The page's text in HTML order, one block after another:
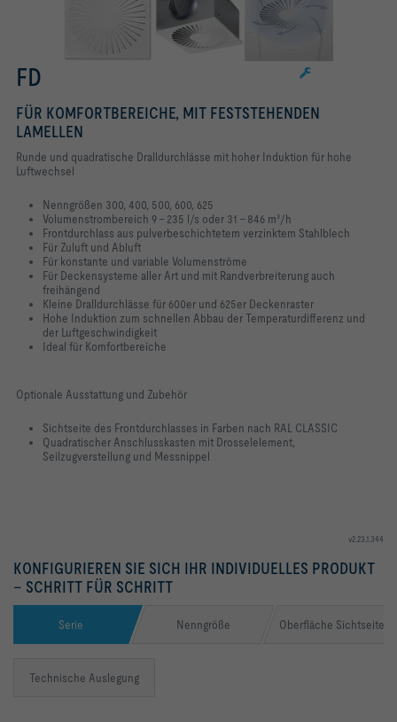
FD
FÜR KOMFORTBEREICHE, MIT FESTSTEHENDEN
LAMELLEN
Runde und quadratische Dralldurchlässe mit hoher Induktion für hohe
Luftwechsel
Nenngrößen 300, 400, 500, 600, 625
Volumenstrombereich 9 – 235 l/s oder 31 – 846 m³/h
Frontdurchlass aus pulverbeschichtetem verzinktem Stahlblech
Für Zuluft und Abluft
Für konstante und variable Volumenströme
Für Deckensysteme aller Art und mit Randverbreiterung auch
freihängend
Kleine Dralldurchlässe für 600er und 625er Deckenraster
Hohe Induktion zum schnellen Abbau der Temperaturdifferenz und
der Luftgeschwindigkeit
Ideal für Komfortbereiche
Optionale Ausstattung und Zubehör
Sichtseite des Frontdurchlasses in Farben nach RAL CLASSIC
Quadratischer Anschlusskasten mit Drosselelement,
Seilzugverstellung und Messnippel
v2.23.1.344
KONFIGURIEREN SIE SICH IHR INDIVIDUELLES PRODUKT
– SCHRITT FÜR SCHRITT
Serie Nenngröße Oberfläche Sichtseiten
Technische Auslegung